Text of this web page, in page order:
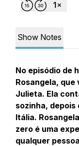
Show Notes
No episódio de
Rosangela, que
Julieta. Ela
sozinha, depois
Itália.
zero é uma
qualquer